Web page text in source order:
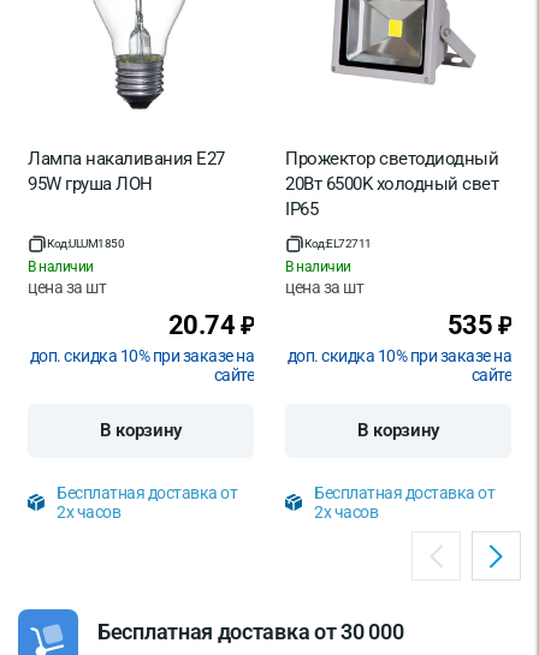
Лампа накаливания Е27
95W груша ЛОН
Код:ULUM1850
В наличии
цена за шт
20.74 ₽
доп. скидка 10% при заказе на
сайте
В корзину
Бесплатная доставка от
2х часов
Прожектор светодиодный
20Вт 6500K холодный свет
IP65
Код:EL72711
В наличии
цена за шт
535 ₽
доп. скидка 10% при заказе на
сайте
В корзину
Бесплатная доставка от
2х часов
Бесплатная доставка от 30 000